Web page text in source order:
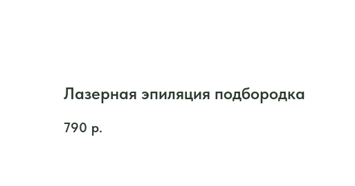
Лазерная эпиляция подбородка
790 р.